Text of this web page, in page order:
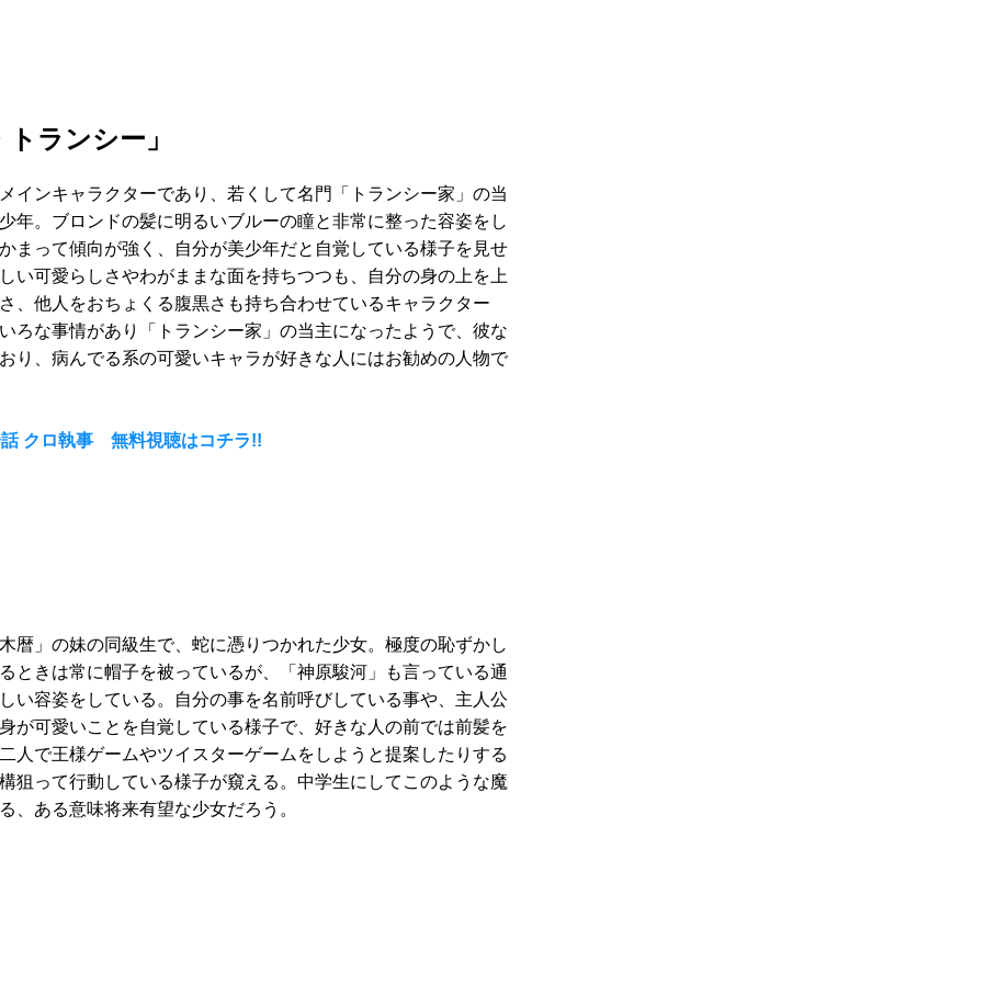
ランシー」
インキャラクターであり、若くして名門「トランシー家」の当
年。ブロンドの髪に明るいブルーの瞳と非常に整った容姿をし
まって傾向が強く、自分が美少年だと自覚している様子を見せ
い可愛らしさやわがままな面を持ちつつも、自分の身の上を上
、他人をおちょくる腹黒さも持ち合わせているキャラクター
ろな事情があり「トランシー家」の当主になったようで、彼な
り、病んでる系の可愛いキャラが好きな人にはお勧めの人物で
クロ執事 無料視聴はコチラ!!
暦」の妹の同級生で、蛇に憑りつかれた少女。極度の恥ずかし
ときは常に帽子を被っているが、「神原駿河」も言っている通
い容姿をしている。自分の事を名前呼びしている事や、主人公
が可愛いことを自覚している様子で、好きな人の前では前髪を
人で王様ゲームやツイスターゲームをしようと提案したりする
狙って行動している様子が窺える。中学生にしてこのような魔
、ある意味将来有望な少女だろう。